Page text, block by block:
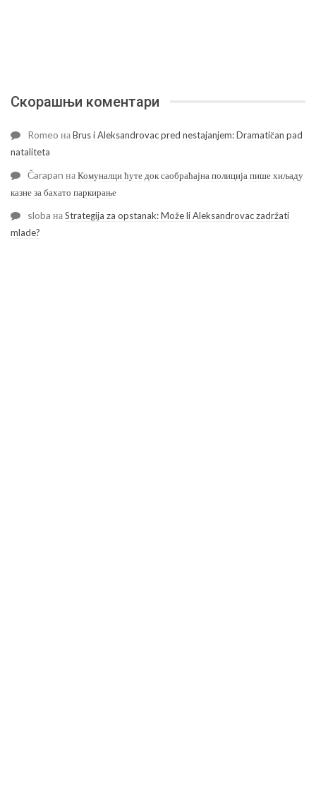
Скорашњи коментари
Romeo наBrus i Aleksandrovac pred nestajanjem: Dramatičan pad
nataliteta
Čarapan наКомуналци ћуте док саобраћајна полиција пише хиљаду
казне за бахато паркирање
sloba наStrategija za opstanak: Može li Aleksandrovac zadržati
mlade?